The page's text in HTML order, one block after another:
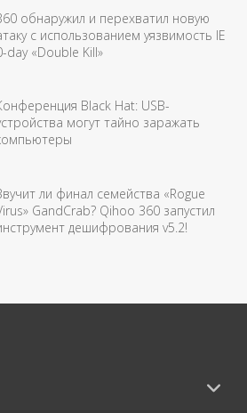
обнаружил и перехватил новую
с использованием уязвимость IE
day «Double Kill»
Black Hat: USB-
могут тайно заражать
ли финал семейства «Rogue
GandCrab? Qihoo 360 запустил
дешифрования v5.2!